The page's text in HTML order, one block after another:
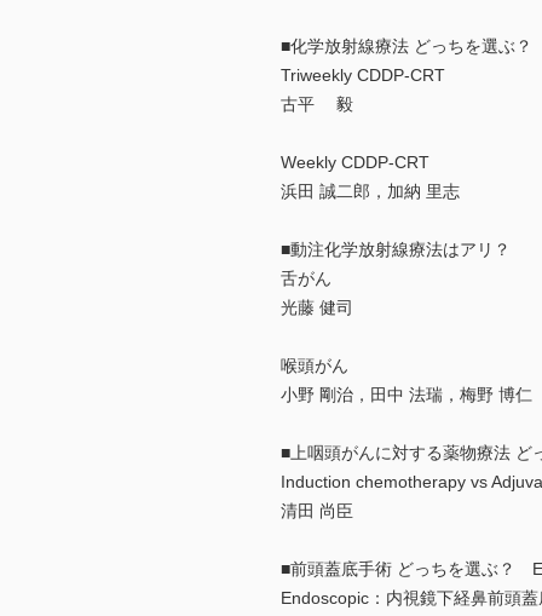
■化学放射線療法 どっちを選ぶ
Triweekly CDDP-CRT
古平 毅
Weekly CDDP-CRT
浜田 誠二郎，加納 里志
■動注化学放射線療法はアリ？
舌がん
光藤 健司
喉頭がん
小野 剛治，田中 法瑞，梅野 博仁
■上咽頭がんに対する薬物療法 ど
Induction chemotherapy vs
清田 尚臣
■前頭蓋底手術 どっちを選ぶ？
Endoscopic：内視鏡下経鼻前頭